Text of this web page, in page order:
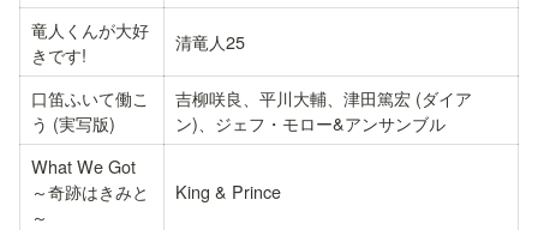
竜人くんが大好
きです!
清竜人25
口笛ふいて働こ
う (実写版)
吉柳咲良、平川大輔、津田篤宏 (ダイア
ン)、ジェフ・モロー&アンサンブル
What We Got
～奇跡はきみと
～
King & Prince